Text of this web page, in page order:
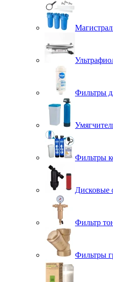
Фильтры
Фильтры
Дисковые
Фильтр
Фильтры